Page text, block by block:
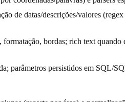
de datas/descrições/valores
bordas; rich text quando
parâmetros persistidos em SQL/